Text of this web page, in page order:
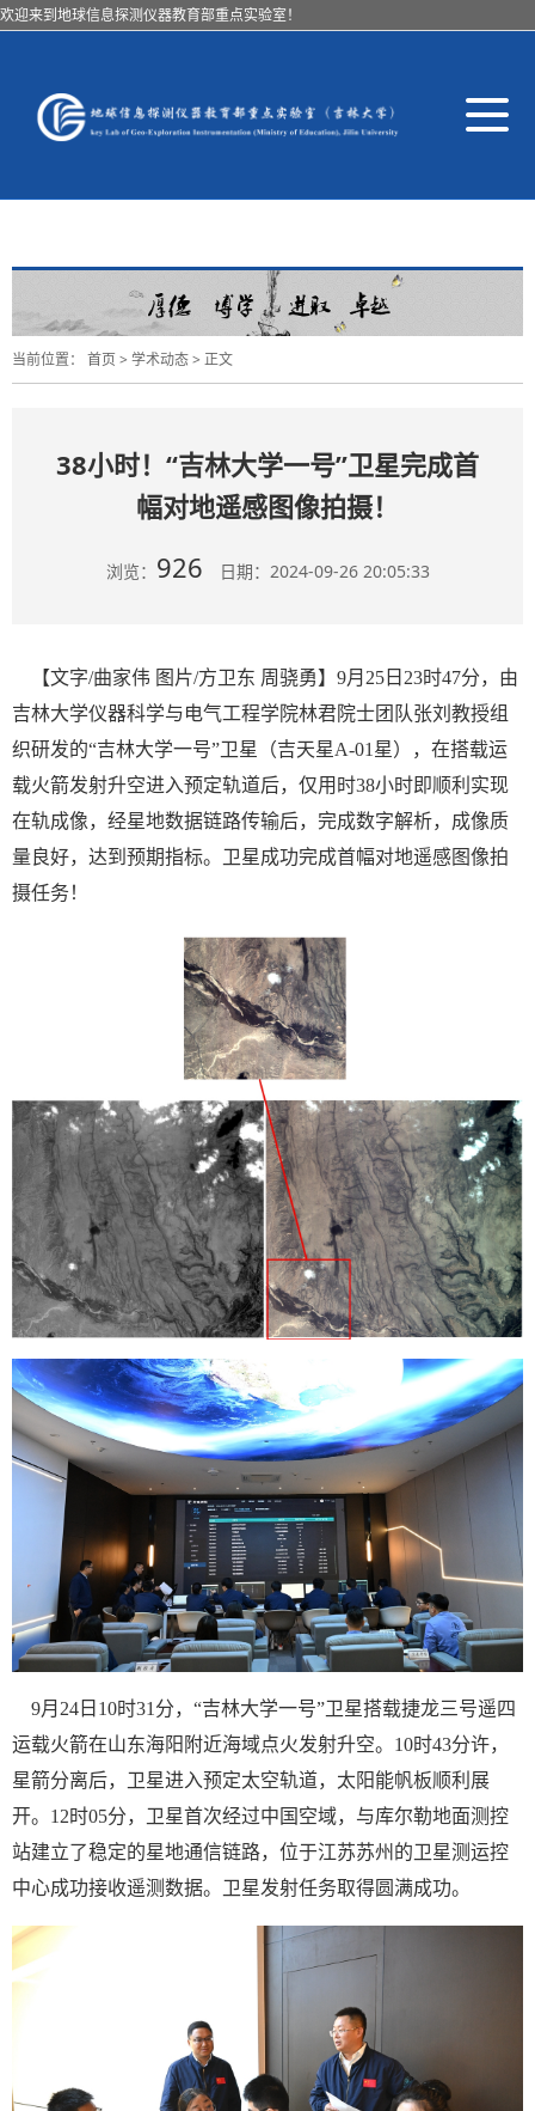
欢迎来到地球信息探测仪器教育部重点实验室！
导
航
换
当前位置： 首页> 学术动态> 正文
38小时！“吉林大学一号”卫星完成首
幅对地遥感图像拍摄！
浏览： 926 日期：2024-09-26 20:05:33
【文字/曲家伟 图片/方卫东 周骁勇】9月25日23时47分，由
吉林大学仪器科学与电气工程学院林君院士团队张刘教授组
织研发的“吉林大学一号”卫星（吉天星A-01星），在搭载运
载火箭发射升空进入预定轨道后，仅用时38小时即顺利实现
在轨成像，经星地数据链路传输后，完成数字解析，成像质
量良好，达到预期指标。卫星成功完成首幅对地遥感图像拍
摄任务！
9月24日10时31分，“吉林大学一号”卫星搭载捷龙三号遥四
运载火箭在山东海阳附近海域点火发射升空。10时43分许，
星箭分离后，卫星进入预定太空轨道，太阳能帆板顺利展
开。12时05分，卫星首次经过中国空域，与库尔勒地面测控
站建立了稳定的星地通信链路，位于江苏苏州的卫星测运控
中心成功接收遥测数据。卫星发射任务取得圆满成功。